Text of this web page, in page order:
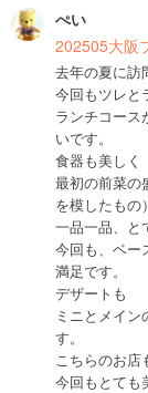
ぺい
202505大阪
去年の夏に訪
今回もツレと
ランチコース
いです。
食器も美しく
最初の前菜の
を模したもの
一品一品、と
今回も、ベー
満足です。
デザートも
ミニとメイ
す。
こちらのお店
今回もとても